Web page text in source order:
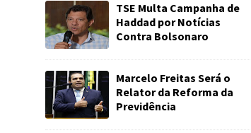
TSE Multa Campanha de
Haddad por Notícias
Contra Bolsonaro
Marcelo Freitas Será o
Relator da Reforma da
Previdência